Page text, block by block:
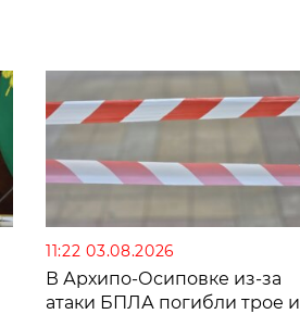
11:22 03.08.2026
В Архипо-Осиповке из-за
атаки БПЛА погибли трое и